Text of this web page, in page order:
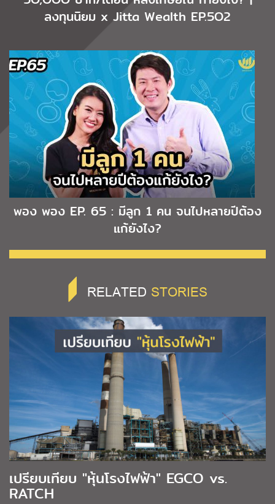
ลงทุนนิยม x Jitta Wealth EP.5O2
พอง พอง EP. 65 : มีลูก 1 คน จนไปหลายปีต้อง
แก้ยังไง?
RELATED STORIES
เปรียบเทียบ "หุ้นโรงไฟฟ้า" EGCO vs.
RATCH